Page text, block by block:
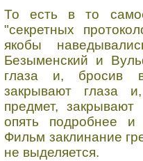
То есть в то
"секретных
якобы
Безыменский и
глаза и, бросив
закрывают глаза
предмет,
опять подробнее и
Фильм заклинание
не выделяется.